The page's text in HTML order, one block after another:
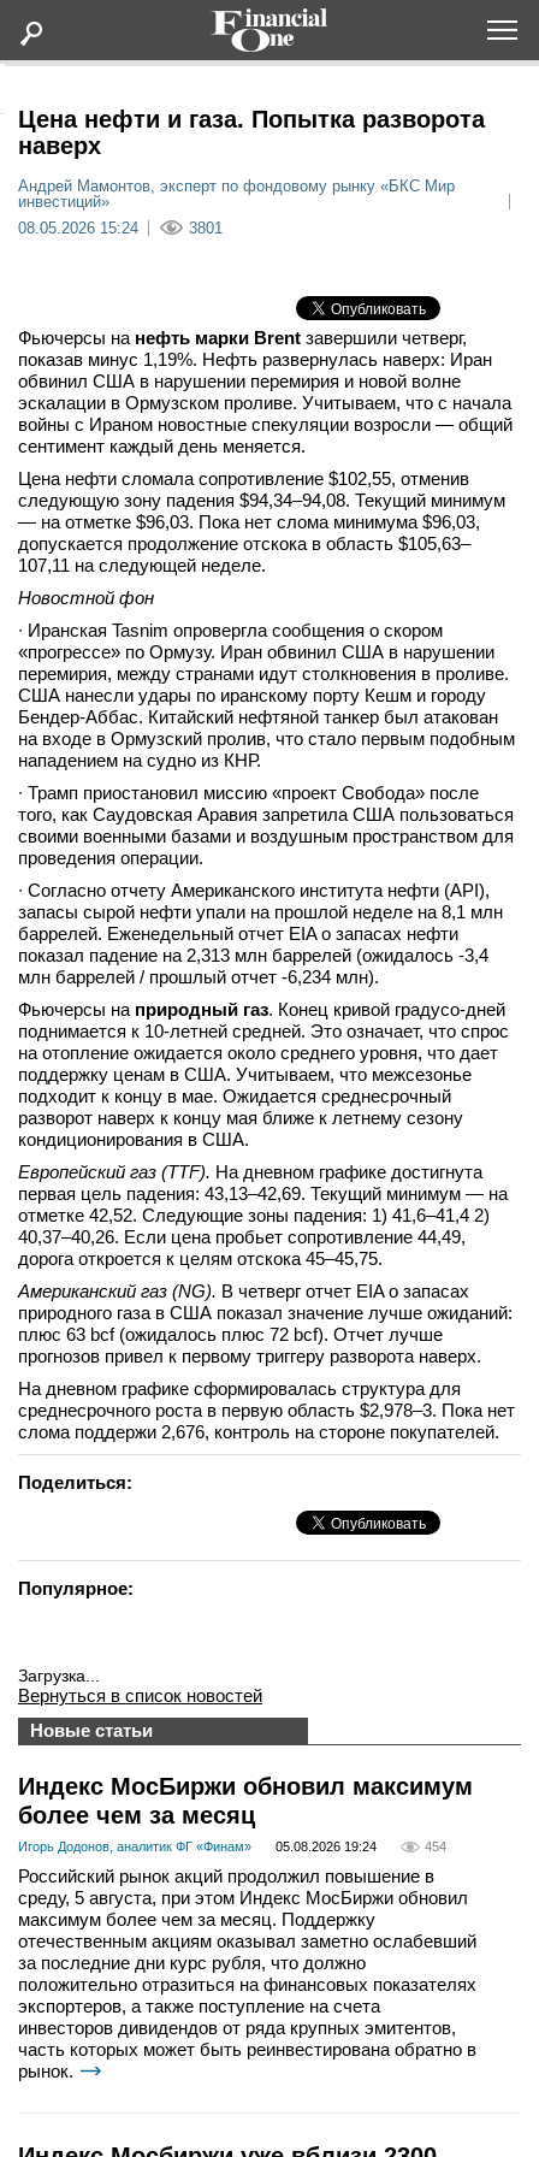
Статьи
Мероприятия
Новости
Интервью
вконтакте
Стать автором
Вход
Цена нефти и газа. Попытка разворота
наверх
Андрей Мамонтов, эксперт по фондовому рынку «БКС Мир
инвестиций»
08.05.2026 15:24
3801
Фьючерсы на нефть марки Brent завершили четверг,
показав минус 1,19%. Нефть развернулась наверх: Иран
обвинил США в нарушении перемирия и новой волне
эскалации в Ормузском проливе. Учитываем, что с начала
войны с Ираном новостные спекуляции возросли — общий
сентимент каждый день меняется.
Цена нефти сломала сопротивление $102,55, отменив
следующую зону падения $94,34–94,08. Текущий минимум
— на отметке $96,03. Пока нет слома минимума $96,03,
допускается продолжение отскока в область $105,63–
107,11 на следующей неделе.
Новостной фон
∙ Иранская Tasnim опровергла сообщения о скором
«прогрессе» по Ормузу. Иран обвинил США в нарушении
перемирия, между странами идут столкновения в проливе.
США нанесли удары по иранскому порту Кешм и городу
Бендер-Аббас. Китайский нефтяной танкер был атакован
на входе в Ормузский пролив, что стало первым подобным
нападением на судно из КНР.
∙ Трамп приостановил миссию «проект Свобода» после
того, как Саудовская Аравия запретила США пользоваться
своими военными базами и воздушным пространством для
проведения операции.
∙ Согласно отчету Американского института нефти (API),
запасы сырой нефти упали на прошлой неделе на 8,1 млн
баррелей. Еженедельный отчет EIA о запасах нефти
показал падение на 2,313 млн баррелей (ожидалось -3,4
млн баррелей / прошлый отчет -6,234 млн).
Фьючерсы на природный газ. Конец кривой градусо-дней
поднимается к 10-летней средней. Это означает, что спрос
на отопление ожидается около среднего уровня, что дает
поддержку ценам в США. Учитываем, что межсезонье
подходит к концу в мае. Ожидается среднесрочный
разворот наверх к концу мая ближе к летнему сезону
кондиционирования в США.
Европейский газ (TTF). На дневном графике достигнута
первая цель падения: 43,13–42,69. Текущий минимум — на
отметке 42,52. Следующие зоны падения: 1) 41,6–41,4 2)
40,37–40,26. Если цена пробьет сопротивление 44,49,
дорога откроется к целям отскока 45–45,75.
Американский газ (NG). В четверг отчет EIA о запасах
природного газа в США показал значение лучше ожиданий:
плюс 63 bcf (ожидалось плюс 72 bcf). Отчет лучше
прогнозов привел к первому триггеру разворота наверх.
На дневном графике сформировалась структура для
среднесрочного роста в первую область $2,978–3. Пока нет
слома поддержи 2,676, контроль на стороне покупателей.
Поделиться:
Популярное:
Загрузка...
Вернуться в список новостей
Новые статьи
Индекс МосБиржи обновил максимум
более чем за месяц
Игорь Додонов, аналитик ФГ «Финам» 05.08.2026 19:24 454
Российский рынок акций продолжил повышение в
среду, 5 августа, при этом Индекс МосБиржи обновил
максимум более чем за месяц. Поддержку
отечественным акциям оказывал заметно ослабевший
за последние дни курс рубля, что должно
положительно отразиться на финансовых показателях
экспортеров, а также поступление на счета
инвесторов дивидендов от ряда крупных эмитентов,
часть которых может быть реинвестирована обратно в
рынок.